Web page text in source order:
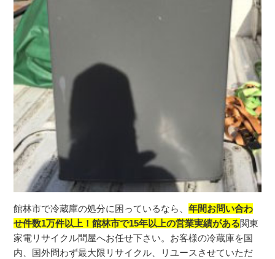
館林市で冷蔵庫の処分に困っているなら、年間お問い合わ
せ件数1万件以上！館林市で15年以上の営業実績がある関東
家電リサイクル問屋へお任せ下さい。お客様の冷蔵庫を国
内、 国外問わず最大限リサイクル、
リユースさせていただ